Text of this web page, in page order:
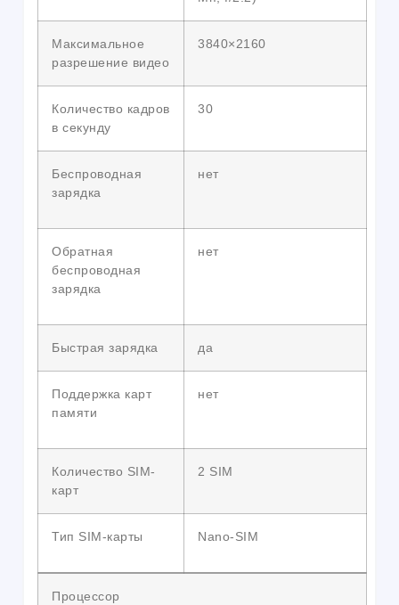
Максимальное
разрешение видео
3840×2160
Количество кадров
в секунду
30
Беспроводная
зарядка
нет
Обратная
беспроводная
зарядка
нет
Быстрая зарядка да
Поддержка карт
памяти
нет
Количество SIM-
карт
2 SIM
Тип SIM-карты Nano-SIM
Процессор